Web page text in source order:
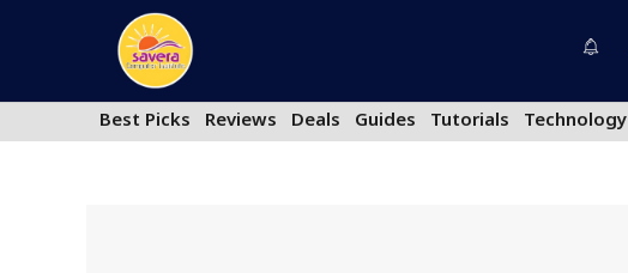
Best Picks Reviews Deals Guides Tutorials Technology